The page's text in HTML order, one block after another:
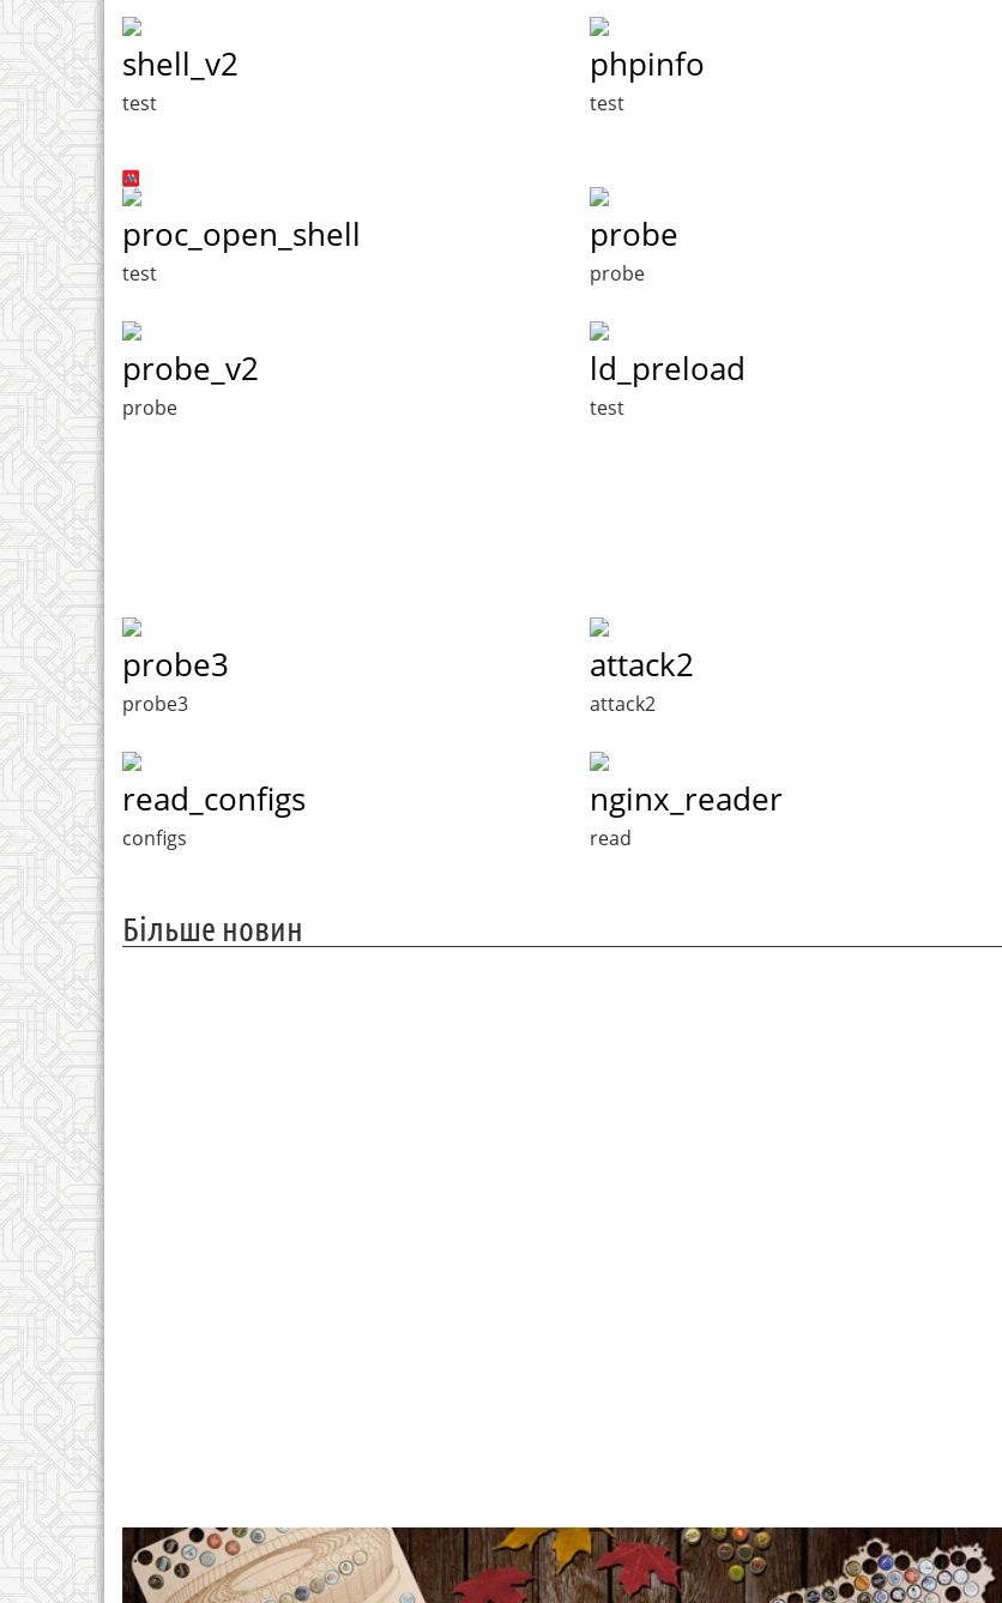
shell_v2
test
phpinfo
test
proc_open_shell
test
probe
probe
probe_v2
probe
ld_preload
test
probe3
probe3
attack2
attack2
read_configs
configs
nginx_reader
read
Більше новин